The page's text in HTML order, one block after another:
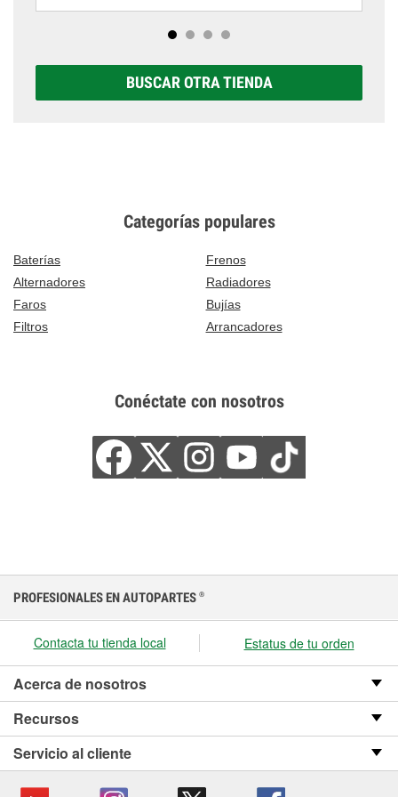
BUSCAR OTRA TIENDA
Categorías populares
Baterías
Frenos
Alternadores
Radiadores
Faros
Bujías
Filtros
Arrancadores
Conéctate con nosotros
PROFESIONALES EN AUTOPARTES ®
Contacta tu tienda local Estatus de tu orden
Acerca de nosotros
Recursos
Servicio al cliente